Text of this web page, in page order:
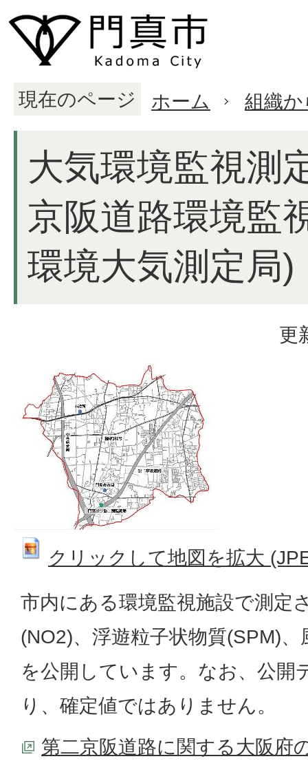
現在のページ ホーム 組織
大気環境監視測
京阪道路環境監
環境大気測定局)
更
クリックして地図を拡大
市内にある環境監視施設で測定
(NO2)、浮遊粒子状物質(SPM)
を公開しています。なお、公開
り、確定値ではありません。
第二京阪道路に関する大阪府